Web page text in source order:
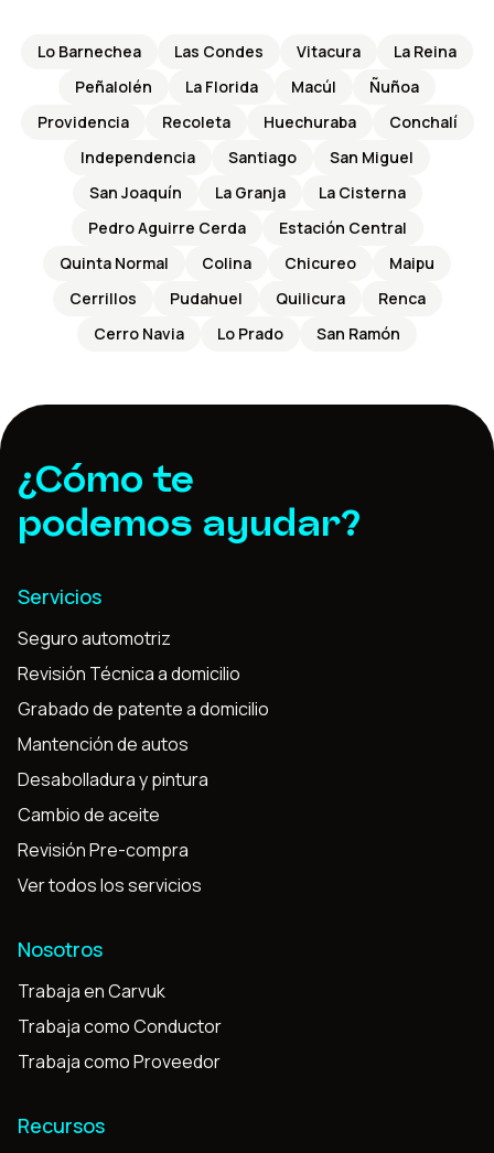
Lo Barnechea Las Condes Vitacura
La Reina
Peñalolén
La Florida Macúl
Ñuñoa
Providencia
Recoleta Huechuraba
Conchalí
Independencia
Santiago
San Miguel
San Joaquín
La Granja
La Cisterna
Pedro Aguirre Cerda
Estación Central
Quinta Normal
Colina Chicureo
Maipu
Cerrillos
Pudahuel Quilicura
Renca
Cerro Navia
Lo Prado San Ramón
¿Cómo te
podemos ayudar?
Servicios
Seguro automotriz
Revisión Técnica a domicilio
Grabado de patente a domicilio
Mantención de autos
Desabolladura y pintura
Cambio de aceite
Revisión Pre-compra
Ver todos los servicios
Nosotros
Trabaja en Carvuk
Trabaja como Conductor
Trabaja como Proveedor
Recursos